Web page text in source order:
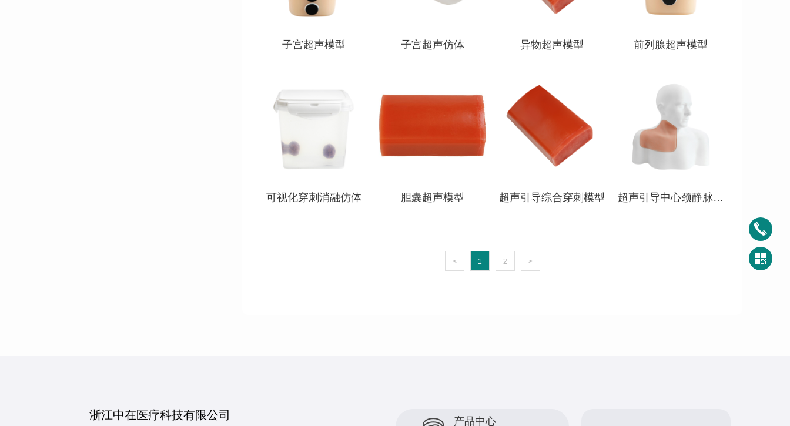
子宫超声模型 子宫超声仿体 异物超声模型 前列腺超声模型
查看详情
可视化穿刺消融仿体 胆囊超声模型
查看详情
超声引导综合穿刺模型 超声引导中心颈静脉穿
< 1 2 >
浙江中在医疗科技有限公司 产品中心